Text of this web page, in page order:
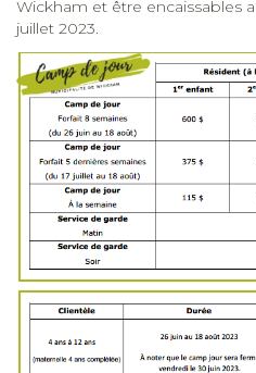
Wickham et être encaissables
juillet 2023.